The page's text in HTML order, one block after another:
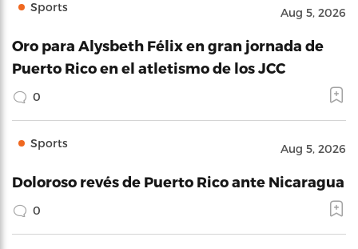
Sports Aug 5, 2026
Oro para Alysbeth Félix en gran jornada de
Puerto Rico en el atletismo de los JCC
0
Sports Aug 5, 2026
Doloroso revés de Puerto Rico ante Nicaragua
0